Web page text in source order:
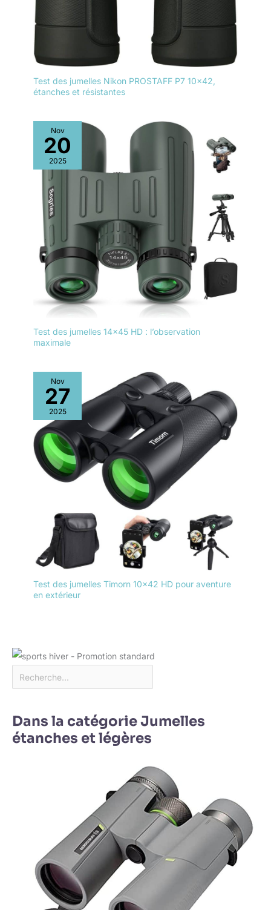
Test des jumelles Nikon PROSTAFF P7 10×42,
étanches et résistantes
Nov
20
2025
Test des jumelles 14×45 HD : l’observation
maximale
Nov
27
2025
Test des jumelles Timorn 10×42 HD pour aventure
en extérieur
Dans la catégorie Jumelles
étanches et légères